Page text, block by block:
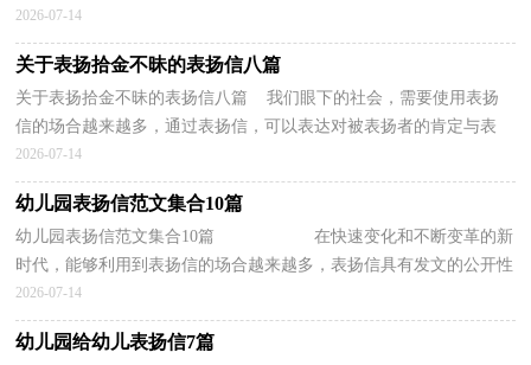
以先参考范文，以下是小编为大家整理的地铁...
2026-07-14
关于表扬拾金不昧的表扬信八篇
关于表扬拾金不昧的表扬信八篇 我们眼下的社会，需要使用表扬
信的场合越来越多，通过表扬信，可以表达对被表扬者的肯定与表
扬。那要怎么写好表扬信呢？下面是小编收集整理的表扬...
2026-07-14
幼儿园表扬信范文集合10篇
幼儿园表扬信范文集合10篇 在快速变化和不断变革的新
时代，能够利用到表扬信的场合越来越多，表扬信具有发文的公开性
的特点。你所见过的表扬信是什么样的...
2026-07-14
幼儿园给幼儿表扬信7篇